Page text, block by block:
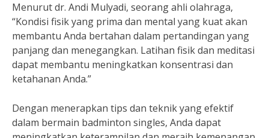
Menurut dr. Andi Mulyadi, seorang ahli olahraga,
“Kondisi fisik yang prima dan mental yang kuat akan
membantu Anda bertahan dalam pertandingan yang
panjang dan menegangkan. Latihan fisik dan meditasi
dapat membantu meningkatkan konsentrasi dan
ketahanan Anda.”
Dengan menerapkan tips dan teknik yang efektif
dalam bermain badminton singles, Anda dapat